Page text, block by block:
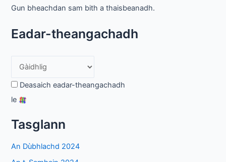
Gun bheachdan sam bith a thaisbeanadh.
Eadar-theangachadh
Deasaich eadar-theangachadh
le
Tasglann
An Dùbhlachd 2024